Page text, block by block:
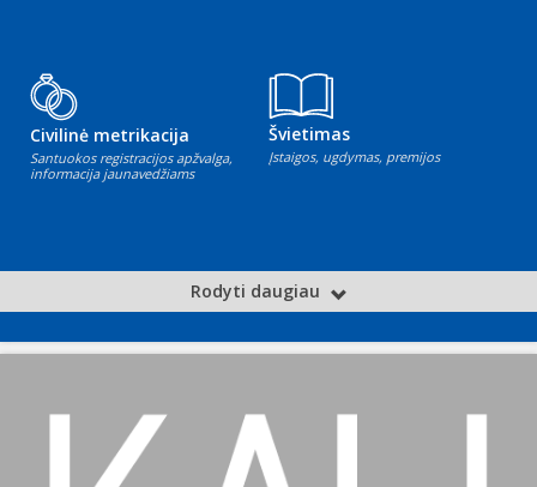
Civilinė metrikacija
Santuokos registracijos apžvalga,
informacija jaunavedžiams
Švietimas
Įstaigos, ugdymas, premijos
Rodyti daugiau